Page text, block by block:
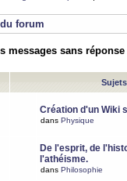
forum
messages sans réponse
Sujets
Création d'un Wiki
dans Physique
De l'esprit, de
l'athéisme.
dans Philosophie